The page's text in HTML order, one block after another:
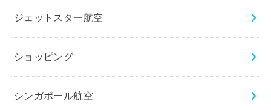
ジェットスター航空
ショッピング
シンガポール航空